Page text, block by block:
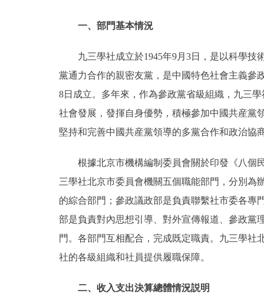
一、部門基本情況
九三學社成立於1945年9月3日，是以科學
黨通力合作的親密友黨，是中國特色社會主義參
8日成立。多年來，作為參政黨省級組織，九三
社會發展，發揮自身優勢，積極參加中國共産黨
堅持和完善中國共産黨領導的多黨合作和政治協
根據北京市機構編制委員會關於印發《八個
三學社北京市委員會機關五個職能部門，分別為
的綜合部門；參政議政部是負責聯繫社市委各專
部是負責對內思想引導、對外宣傳報道、參政黨
門。各部門互相配合，完成既定職責。九三學
社的各級組織和社員提供履職保障。
二、收入支出決算總體情況説明